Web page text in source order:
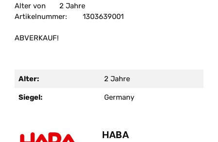
Alter von
2 Jahre
Artikelnummer:
1303639001
ABVERKAUF!
Alter: 2 Jahre
Siegel: Germany
HABA